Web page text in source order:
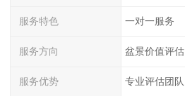
服务特色 一对一服务
服务方向 盆景价值评估
服务优势 专业评估团队